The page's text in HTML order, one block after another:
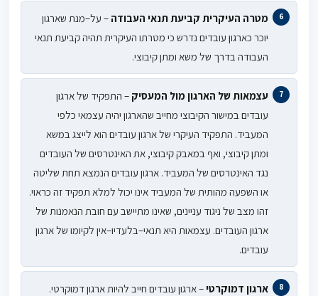
מטרה העיקרית קביעת תנאי העבודה – על–מנת שארגון
יוכר כארגון עובדים נדרש כי מטרתו העיקרית תהיה קביעת תנאי
העבודה בדרך של משא ומתן קיבוצי.
עצמאות של הארגון מול המעסיק – התפקיד של ארגון
עובדים במישור הקיבוצי מחייב שהארגון יהיה עצמאי כלפי
המעביד. התפקיד העיקרי של ארגון עובדים הוא לייצג במשא
ומתן קיבוצי, ואף במאבק קיבוצי, את האינטרסים של העובדים
נגד האינטרסים של המעביד. ארגון עובדים הנמצא תחת שליטה
או השפעה מהותית של המעביד אינו יכול למלא תפקיד זה כראוי.
זהו מצב של ניגוד עניינים, שאינו מתיישב עם חובת הנאמנות של
ארגון העובדים. עצמאות היא תנאי–בלעדיו–אין לקיומו של ארגון
עובדים.
ארגון דמוקרטי– ארגון עובדים חייב להיות ארגון דמוקרטי.